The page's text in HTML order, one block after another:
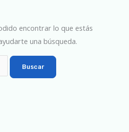
encontrar lo que estás
una búsqueda.